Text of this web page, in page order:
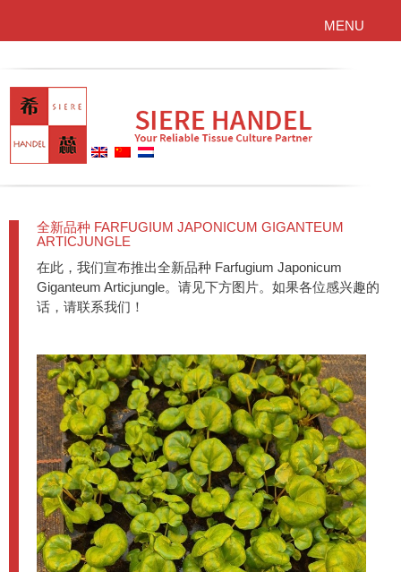
MENU
全新品种 FARFUGIUM JAPONICUM GIGANTEUM
ARTICJUNGLE
在此，我们宣布推出全新品种 Farfugium Japonicum
Giganteum Articjungle。请见下方图片。如果各位感兴趣的
话，请联系我们！